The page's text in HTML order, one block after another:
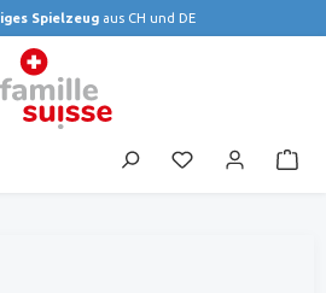
Spielzeug aus CH und DE
Du hast 0